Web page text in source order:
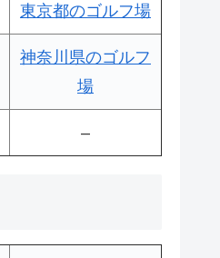
東京都のゴルフ場
神奈川県のゴルフ
場
–